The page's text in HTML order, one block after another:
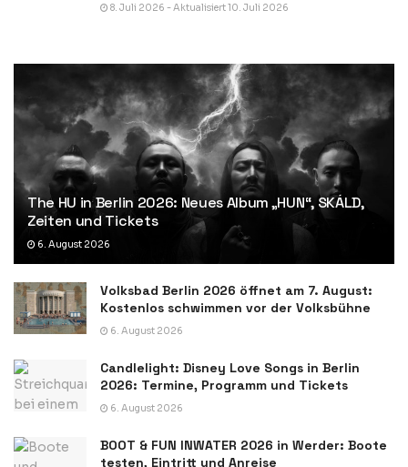
8. Juli 2026 - Aktualisiert 10. Juli 2026
The HU in Berlin 2026: Neues Album „HUN“, SKÁLD,
Zeiten und Tickets
6. August 2026
Volksbad Berlin 2026 öffnet am 7. August:
Kostenlos schwimmen vor der Volksbühne
6. August 2026
Candlelight: Disney Love Songs in Berlin
2026: Termine, Programm und Tickets
6. August 2026
BOOT & FUN INWATER 2026 in Werder: Boote
testen, Eintritt und Anreise